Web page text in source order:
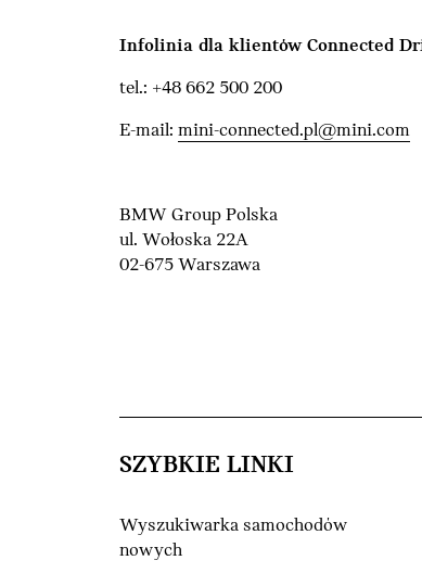
Infolinia dla klientów Connected
tel.: +48 662 500 200
E-mail: mini-connected.pl@mini.com
BMW Group Polska
ul. Wołoska 22A
02-675 Warszawa
SZYBKIE LINKI
Wyszukiwarka samochodów
nowych